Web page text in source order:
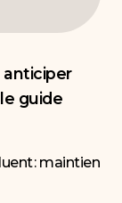
anticiper
guide
: maintien